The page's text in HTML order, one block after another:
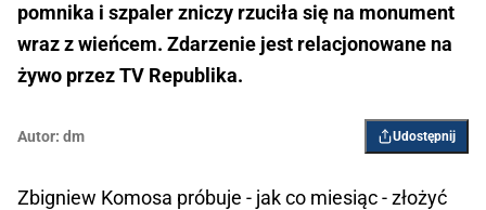
pomnika i szpaler zniczy rzuciła się na monument
wraz z wieńcem. Zdarzenie jest relacjonowane na
żywo przez TV Republika.
Autor: dm Udostępnij
Zbigniew Komosa próbuje - jak co miesiąc - złożyć